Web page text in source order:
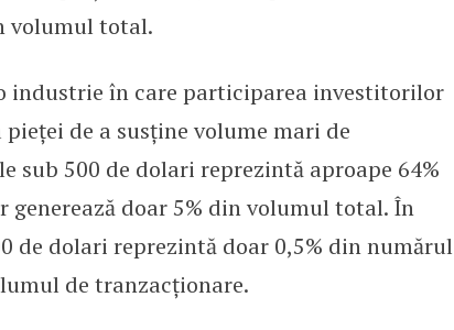
volumul total.
industrie în care participarea investitorilor
de a susține volume mari de
sub 500 de dolari reprezintă aproape 64%
doar 5% din volumul total. În
de dolari reprezintă doar 0,5% din numărul
de tranzacționare.